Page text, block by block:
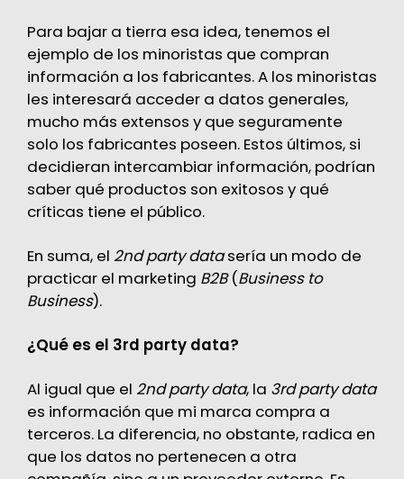
Para bajar a tierra esa idea, tenemos el
ejemplo de los minoristas que compran
información a los fabricantes. A los minoristas
les interesará acceder a datos generales,
mucho más extensos y que seguramente
solo los fabricantes poseen. Estos últimos, si
decidieran intercambiar información, podrían
saber qué productos son exitosos y qué
críticas tiene el público.
En suma, el 2nd party datasería un modo de
practicar el marketing B2B(Business to
Business).
¿Qué es el 3rd party data?
Al igual que el 2nd party data, la 3rd party data
es información que mi marca compra a
terceros. La diferencia, no obstante, radica en
que los datos no pertenecen a otra